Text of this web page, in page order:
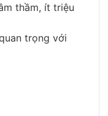
thầm, ít triệu
trọng với